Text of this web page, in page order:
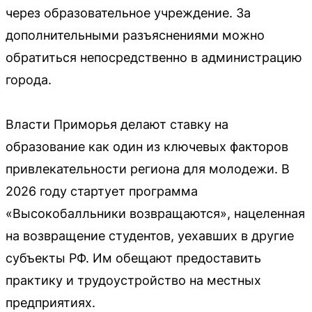
через образовательное учреждение. За
дополнительными разъяснениями можно
обратиться непосредственно в администрацию
города.
Власти Приморья делают ставку на
образование как один из ключевых факторов
привлекательности региона для молодежи. В
2026 году стартует программа
«Высокобалльники возвращаются», нацеленная
на возвращение студентов, уехавших в другие
субъекты РФ. Им обещают предоставить
практику и трудоустройство на местных
предприятиях.